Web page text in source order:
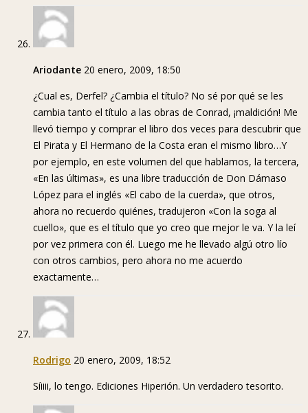
Ariodante 20 enero, 2009, 18:50
¿Cual es, Derfel? ¿Cambia el título? No sé por qué se les
cambia tanto el título a las obras de Conrad, ¡maldición! Me
llevó tiempo y comprar el libro dos veces para descubrir que
El Pirata y El Hermano de la Costa eran el mismo libro…Y
por ejemplo, en este volumen del que hablamos, la tercera,
«En las últimas», es una libre traducción de Don Dámaso
López para el inglés «El cabo de la cuerda», que otros,
ahora no recuerdo quiénes, tradujeron «Con la soga al
cuello», que es el título que yo creo que mejor le va. Y la leí
por vez primera con él. Luego me he llevado algú otro lío
con otros cambios, pero ahora no me acuerdo
exactamente…
Rodrigo 20 enero, 2009, 18:52
Síiiii, lo tengo. Ediciones Hiperión. Un verdadero tesorito.